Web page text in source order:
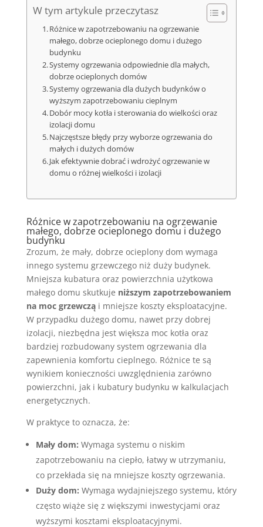
W tym artykule przeczytasz
Różnice w zapotrzebowaniu na ogrzewanie
małego, dobrze ocieplonego domu i dużego
budynku
Systemy ogrzewania odpowiednie dla małych,
dobrze ocieplonych domów
Systemy ogrzewania dla dużych budynków o
wyższym zapotrzebowaniu cieplnym
Dobór mocy kotła i sterowania do wielkości oraz
izolacji domu
Najczęstsze błędy przy wyborze ogrzewania do
małych i dużych domów
Jak efektywnie dobrać i wdrożyć ogrzewanie w
domu o różnej wielkości i izolacji
Różnice w zapotrzebowaniu na ogrzewanie
małego, dobrze ocieplonego domu i dużego
budynku
Zrozum, że mały, dobrze ocieplony dom wymaga
innego systemu grzewczego niż duży budynek.
Mniejsza kubatura oraz powierzchnia użytkowa
małego domu skutkuje niższym zapotrzebowaniem
na moc grzewcząi mniejsze koszty eksploatacyjne.
W przypadku dużego domu, nawet przy dobrej
izolacji, niezbędna jest większa moc kotła oraz
bardziej rozbudowany system ogrzewania dla
zapewnienia komfortu cieplnego. Różnice te są
wynikiem konieczności uwzględnienia zarówno
powierzchni, jak i kubatury budynku w kalkulacjach
energetycznych.
W praktyce to oznacza, że:
Mały dom: Wymaga systemu o niskim
zapotrzebowaniu na ciepło, łatwy w utrzymaniu,
co przekłada się na mniejsze koszty ogrzewania.
Duży dom: Wymaga wydajniejszego systemu, który
często wiąże się z większymi inwestycjami oraz
wyższymi kosztami eksploatacyjnymi.